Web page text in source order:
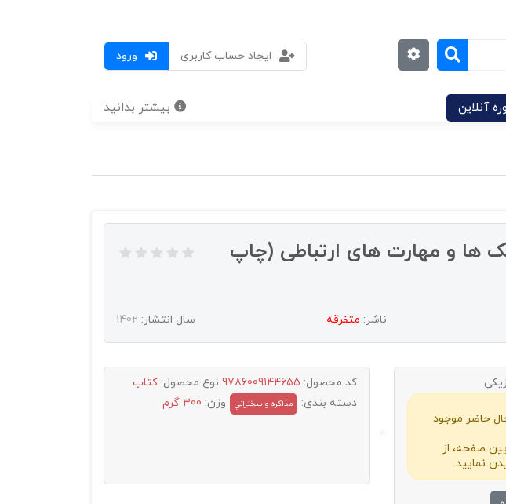
ورود
ایجاد حساب کاربری
آنلاین بیشتر بدانید
ها و مهارت های ارتباطی (چاپ
ناشر: متفرقه سال انتشار: 1402
حاضر موجود
صفحه، از
نمایید.
کد محصول: 9786009144655 نوع محصول:کتاب
دسته بندی:
مذاکره و سخنراني وزن: 300 گرم